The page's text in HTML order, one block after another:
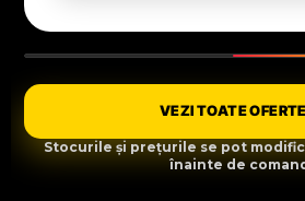
VEZI TOATE
Stocurile și prețurile se pot
înainte de